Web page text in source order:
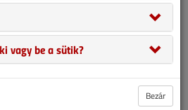
vagy be a sütik?
Bezár